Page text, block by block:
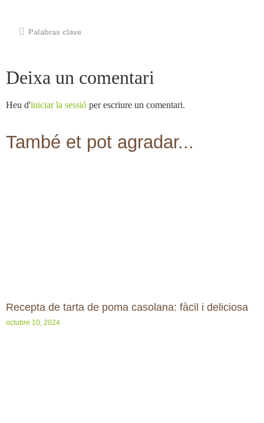
Palabras clave
Deixa un comentari
Heu d'iniciar la sessió per escriure un comentari.
També et pot agradar...
Recepta de tarta de poma casolana: fàcil i deliciosa
octubre 10, 2024